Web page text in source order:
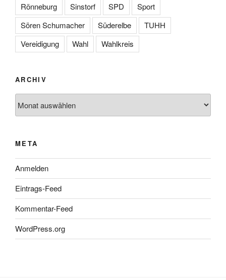
Rönneburg
Sinstorf SPD
Sport
Sören Schumacher
Süderelbe
TUHH
Vereidigung
Wahl Wahlkreis
ARCHIV
META
Anmelden
Eintrags-Feed
Kommentar-Feed
WordPress.org